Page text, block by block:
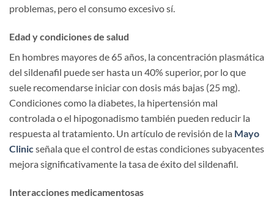
problemas, pero el consumo excesivo sí.
Edad y condiciones de salud
En hombres mayores de 65 años, la concentración plasmática
del sildenafil puede ser hasta un 40% superior, por lo que
suele recomendarse iniciar con dosis más bajas (25 mg).
Condiciones como la diabetes, la hipertensión mal
controlada o el hipogonadismo también pueden reducir la
respuesta al tratamiento. Un artículo de revisión de la Mayo
Clinicseñala que el control de estas condiciones subyacentes
mejora significativamente la tasa de éxito del sildenafil.
Interacciones medicamentosas